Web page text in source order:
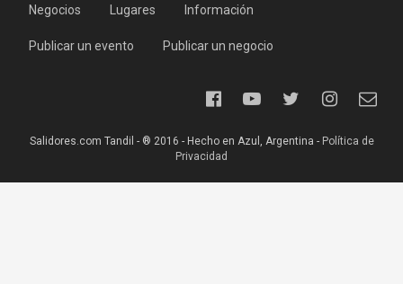
Negocios Lugares Información
Publicar un evento Publicar un negocio
Salidores.com Tandil - ® 2016 - Hecho en Azul, Argentina - Política de
Privacidad